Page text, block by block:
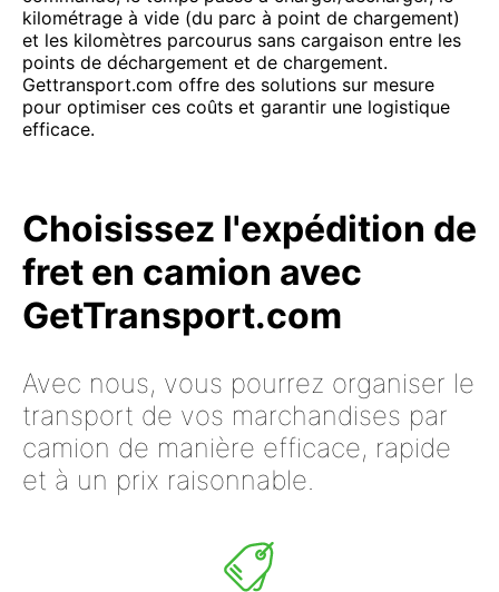
kilométrage à vide (du parc à point de chargement)
et les kilomètres parcourus sans cargaison entre les
points de déchargement et de chargement.
Gettransport.com offre des solutions sur mesure
pour optimiser ces coûts et garantir une logistique
efficace.
Choisissez l'expédition de
fret en camion avec
GetTransport.com
Avec nous, vous pourrez organiser le
transport de vos marchandises par
camion de manière efficace, rapide
et à un prix raisonnable.